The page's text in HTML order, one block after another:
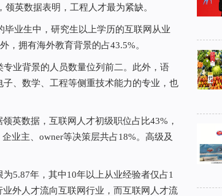
英数据表明，工程人才最为紧缺。
业生中，研究生以上学历的互联网从业
，拥有海外教育背景的占43.5%。
业背景的人员数量位列前二。此外，语
、数学、工程等侧重技术能力的专业，也
数据，互联网人才初级职位占比43%，
业主、owner等决策层共占18%。高级及
年，其中10年以上从业经验者仅占1
外人才流向互联网行业，而互联网人才流